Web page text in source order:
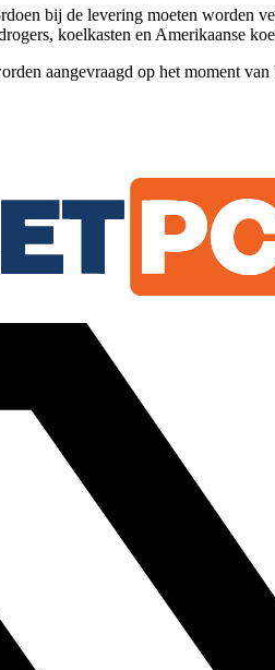
bij de levering moeten worden
koelkasten en Amerikaanse
aangevraagd op het moment van